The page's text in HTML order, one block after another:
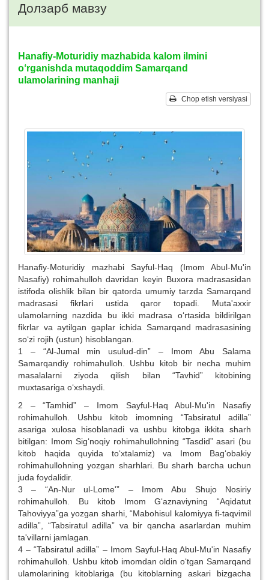
Долзарб мавзу
Hanafiy-Moturidiy mazhabida kalom ilmini
o‘rganishda mutaqoddim Samarqand
ulamolarining manhaji
Chop etish versiyasi
Hanafiy-Moturidiy mazhabi Sayful-Haq (Imom Abul-Mu'in
Nasafiy) rohimahulloh davridan keyin Buxora madrasasidan
istifoda olishlik bilan bir qatorda umumiy tarzda Samarqand
madrasasi fikrlari ustida qaror topadi. Muta'axxir
ulamolarning nazdida bu ikki madrasa o‘rtasida bildirilgan
fikrlar va aytilgan gaplar ichida Samarqand madrasasining
so‘zi rojih (ustun) hisoblangan.
1 – “Al-Jumal min usulud-din” – Imom Abu Salama
Samarqandiy rohimahulloh. Ushbu kitob bir necha muhim
masalalarni ziyoda qilish bilan “Tavhid” kitobining
muxtasariga o‘xshaydi.
2 – “Tamhid” – Imom Sayful-Haq Abul-Mu'in Nasafiy
rohimahulloh. Ushbu kitob imomning “Tabsiratul adilla”
asariga xulosa hisoblanadi va ushbu kitobga ikkita sharh
bitilgan: Imom Sig‘noqiy rohimahullohning “Tasdid” asari (bu
kitob haqida quyida to‘xtalamiz) va Imom Bag‘obakiy
rohimahullohning yozgan sharhlari. Bu sharh barcha uchun
juda foydalidir.
3 – “An-Nur ul-Lome'” – Imom Abu Shujo Nosiriy
rohimahulloh. Bu kitob Imom G‘aznaviyning “Aqidatut
Tahoviyya”ga yozgan sharhi, “Mabohisul kalomiyya fi-taqvimil
adilla”, “Tabsiratul adilla” va bir qancha asarlardan muhim
ta'villarni jamlagan.
4 – “Tabsiratul adilla” – Imom Sayful-Haq Abul-Mu'in Nasafiy
rohimahulloh. Ushbu kitob imomdan oldin o‘tgan Samarqand
ulamolarining kitoblariga (bu kitoblarning askari bizgacha